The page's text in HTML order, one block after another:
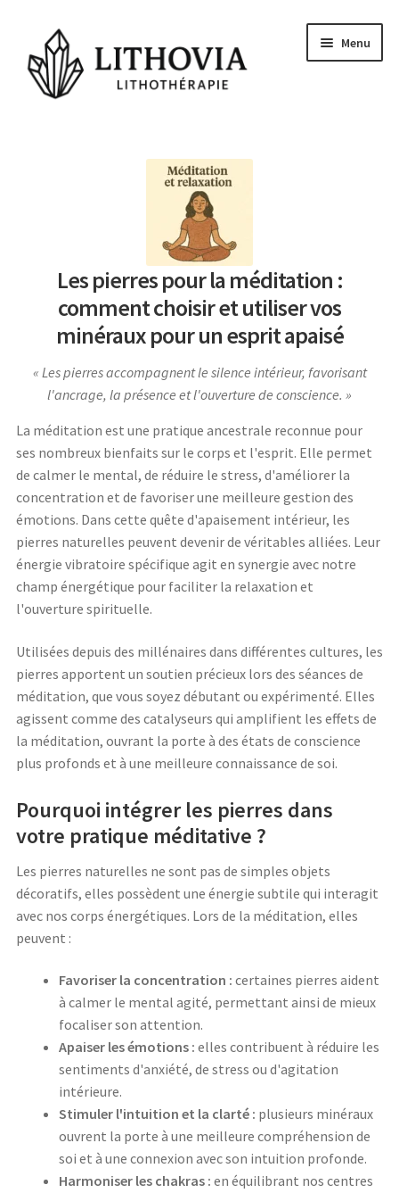
navigation
au
contenu
Menu
Conseils et actu
Questions
Les pierres pour la méditation :
comment choisir et utiliser vos
minéraux pour un esprit apaisé
Les pierres accompagnent le silence intérieur, favorisant
l'ancrage, la présence et l'ouverture de conscience.
La méditation est une pratique ancestrale reconnue pour
ses nombreux bienfaits sur le corps et l'esprit. Elle permet
de calmer le mental, de réduire le stress, d'améliorer la
concentration et de favoriser une meilleure gestion des
émotions. Dans cette quête d'apaisement intérieur, les
pierres naturelles peuvent devenir de véritables alliées. Leur
énergie vibratoire spécifique agit en synergie avec notre
champ énergétique pour faciliter la relaxation et
l'ouverture spirituelle.
Utilisées depuis des millénaires dans différentes cultures, les
pierres apportent un soutien précieux lors des séances de
méditation, que vous soyez débutant ou expérimenté. Elles
agissent comme des catalyseurs qui amplifient les effets de
la méditation, ouvrant la porte à des états de conscience
plus profonds et à une meilleure connaissance de soi.
Pourquoi intégrer les pierres dans
votre pratique méditative ?
Les pierres naturelles ne sont pas de simples objets
décoratifs, elles possèdent une énergie subtile qui interagit
avec nos corps énergétiques. Lors de la méditation, elles
peuvent :
Favoriser la concentration : certaines pierres aident
à calmer le mental agité, permettant ainsi de mieux
focaliser son attention.
Apaiser les émotions : elles contribuent à réduire les
sentiments d'anxiété, de stress ou d'agitation
intérieure.
Stimuler l'intuition et la clarté : plusieurs minéraux
ouvrent la porte à une meilleure compréhension de
soi et à une connexion avec son intuition profonde.
Harmoniser les chakras : en équilibrant nos centres